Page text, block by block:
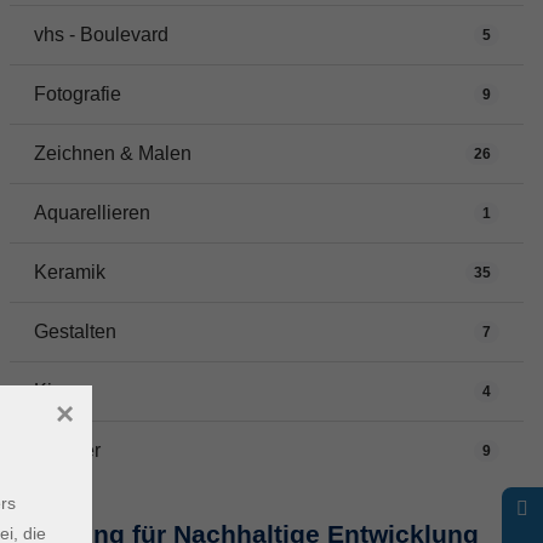
vhs - Boulevard 5
Fotografie 9
Zeichnen & Malen 26
Aquarellieren 1
Keramik 35
Gestalten 7
Kino 4
Theater 9
Bildung für Nachhaltige Entwicklung
die
×